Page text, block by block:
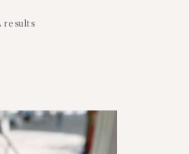
results